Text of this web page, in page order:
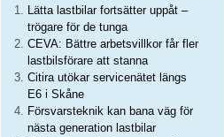
Lätta lastbilar fortsätter uppåt –
trögare för de tunga
CEVA: Bättre arbetsvillkor får fler
lastbilsförare att stanna
Citira utökar servicenätet längs
E6 i Skåne
Försvarsteknik kan bana väg för
nästa generation lastbilar